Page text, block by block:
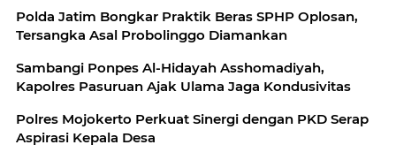
Polda Jatim Bongkar Praktik Beras SPHP Oplosan,
Tersangka Asal Probolinggo Diamankan
Sambangi Ponpes Al-Hidayah Asshomadiyah,
Kapolres Pasuruan Ajak Ulama Jaga Kondusivitas
Polres Mojokerto Perkuat Sinergi dengan PKD Serap
Aspirasi Kepala Desa